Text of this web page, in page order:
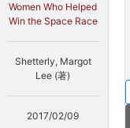
Women Who Helped
Win the Space Race
Shetterly, Margot
Lee (著)
2017/02/09